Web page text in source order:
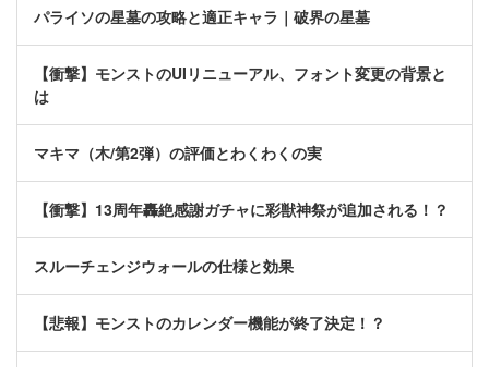
パライソの星墓の攻略と適正キャラ｜破界の星墓
【衝撃】モンストのUIリニューアル、フォント変更の背景と
は
マキマ（木/第2弾）の評価とわくわくの実
【衝撃】13周年轟絶感謝ガチャに彩獣神祭が追加される！？
スルーチェンジウォールの仕様と効果
【悲報】モンストのカレンダー機能が終了決定！？